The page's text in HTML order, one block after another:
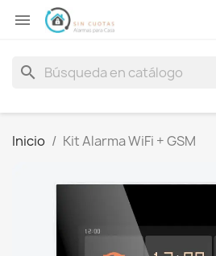

search
Inicio Kit Alarma WiFi + GSM